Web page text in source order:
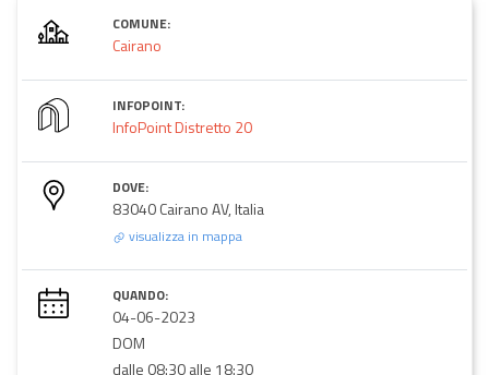
COMUNE:
Cairano
INFOPOINT:
InfoPoint Distretto 20
DOVE:
83040 Cairano AV, Italia
visualizza in mappa
QUANDO:
04-06-2023
DOM
dalle 08:30 alle 18:30